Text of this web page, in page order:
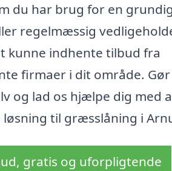
du har brug for en grundig
regelmæssig
kunne indhente tilbud fra
firmaer i dit område.
og lad os hjælpe dig med
til græsslåning i
gratis og uforpligtende